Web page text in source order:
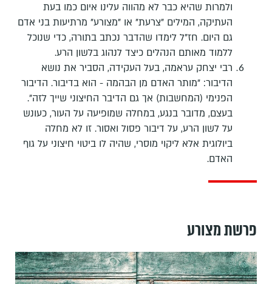
ולמרות שהיא כבר לא מהווה עלינו איום כמו בעת
העתיקה, המילים "צרעת" או "מצורע" מרתיעות בני אדם
גם היום. חז"ל לימדו שהדבר נכתב בתורה, כדי שנוכל
ללמוד מאותם הנהלים כיצד לנהוג בלשון הרע.
רבי יצחק עראמה, בעל העקידה, הסביר את נושא
הדיבור: "מותר האדם מן הבהמה - הוא בדיבור. הדיבור
הפנימי (המחשבות) אך גם הדיבר החיצוני שייך לזה".
בעצם, מדובר בנגע, במחלה שמופיעה על העור, כעונש
על לשון הרע, על דיבור פסול ואסור. זו לא מחלה
ביולוגית אלא ליקוי מוסרי, שהיה לו ביטוי חיצוני על גוף
האדם.
פרשת מצורע